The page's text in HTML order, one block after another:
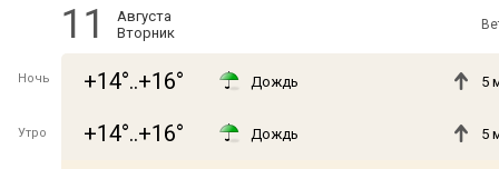
11
Августа
Вторник
Ночь +14°..+16° Дождь 5
Утро +14°..+16° Дождь 5